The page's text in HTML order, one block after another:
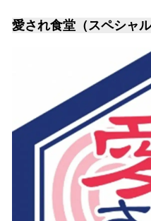
愛され食堂（スペシャ